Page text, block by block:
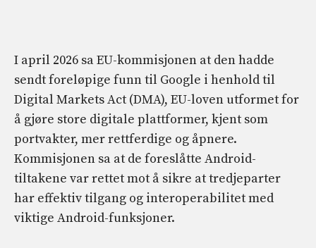
I april 2026 sa EU-kommisjonen at den hadde
sendt foreløpige funn til Google i henhold til
Digital Markets Act (DMA), EU-loven utformet for
å gjøre store digitale plattformer, kjent som
portvakter, mer rettferdige og åpnere.
Kommisjonen sa at de foreslåtte Android-
tiltakene var rettet mot å sikre at tredjeparter
har effektiv tilgang og interoperabilitet med
viktige Android-funksjoner.